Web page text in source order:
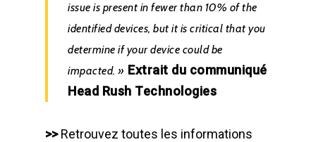
issue is present in fewer than 10% of the
identified devices, but it is critical that you
determine if your device could be
impacted. » Extrait du communiqué
Head Rush Technologies
>>Retrouvez toutes les informations